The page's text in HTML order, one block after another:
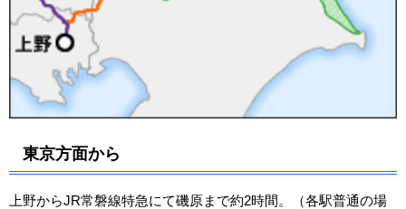
東京方面から
上野からJR常磐線特急にて磯原まで約2時間。（各駅普通の場